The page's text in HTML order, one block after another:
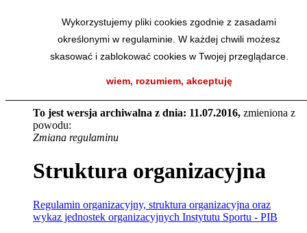
Wykorzystujemy pliki cookies zgodnie z zasadami
określonymi w regulaminie. W każdej chwili możesz
skasować i zablokować cookies w Twojej przeglądarce.
wiem, rozumiem, akceptuję
Przejdź do menu głównego
Przejdź do menu dolnego
Przejdź do mapy strony
Przejdź do wyszukiwarki
To jest wersja archiwalna z dnia: 11.07.2016, zmieniona z
powodu:
Zmiana regulaminu
Struktura organizacyjna
Regulamin organizacyjny, struktura organizacyjna oraz
wykaz jednostek organizacyjnych Instytutu Sportu - PIB